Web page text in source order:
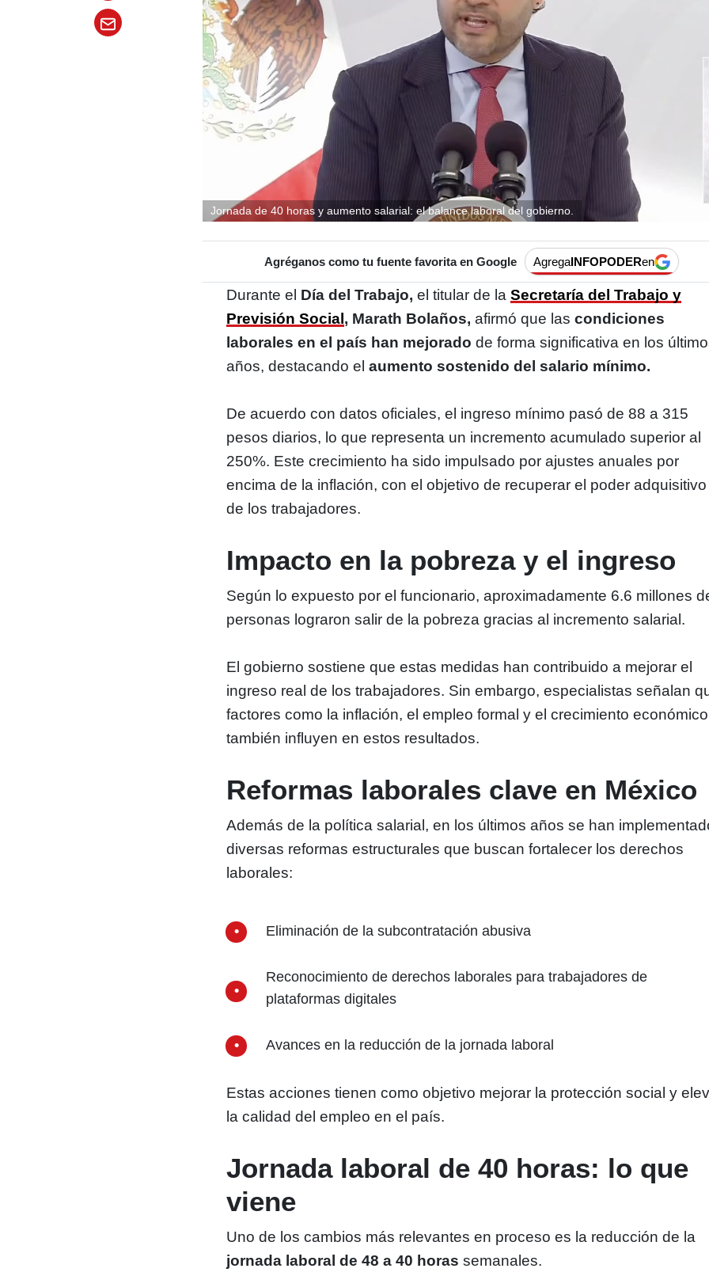
Jornada de 40 horas y aumento salarial: el balance laboral del gobierno.
Agréganos como tu fuente favorita en Google AgregaINFOPODERen
Durante el Día del Trabajo, el titular de laSecretaría del Trabajo y
Previsión Social, Marath Bolaños, afirmó que lascondiciones
laborales en el país han mejorado de forma significativa en los
años, destacando el aumento sostenido del salario mínimo.
De acuerdo con datos oficiales, el ingreso mínimo pasó de 88 a 315
pesos diarios, lo que representa un incremento acumulado superior al
250%. Este crecimiento ha sido impulsado por ajustes anuales por
encima de la inflación, con el objetivo de recuperar el poder adquisitivo
de los trabajadores.
Impacto en la pobreza y el ingreso
Según lo expuesto por el funcionario, aproximadamente 6.6 millones
personas lograron salir de la pobreza gracias al incremento salarial.
El gobierno sostiene que estas medidas han contribuido a mejorar el
ingreso real de los trabajadores. Sin embargo, especialistas señalan
factores como la inflación, el empleo formal y el crecimiento económico
también influyen en estos resultados.
Reformas laborales clave en México
Además de la política salarial, en los últimos años se han
diversas reformas estructurales que buscan fortalecer los derechos
laborales:
Eliminación de la subcontratación abusiva
Reconocimiento de derechos laborales para trabajadores de
plataformas digitales
Avances en la reducción de la jornada laboral
Estas acciones tienen como objetivo mejorar la protección social y
la calidad del empleo en el país.
Jornada laboral de 40 horas: lo que
viene
Uno de los cambios más relevantes en proceso es la reducción de la
jornada laboral de 48 a 40 horassemanales.